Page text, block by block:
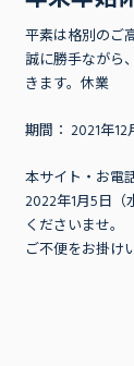
平素は格別のご
誠に勝手ながら
きます。休業
期間： 2021年12
本サイト・お電
2022年1月5日
くださいませ。
ご不便をお掛け